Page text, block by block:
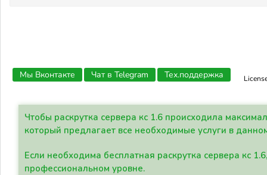
Мы Вконтакте Чат в Telegram Тех.поддержка
Чтобы раскрутка сервера кс 1.6 происходила
который предлагает все необходимые услуги в
Если необходима бесплатная раскрутка сервера кс
профессиональном уровне.